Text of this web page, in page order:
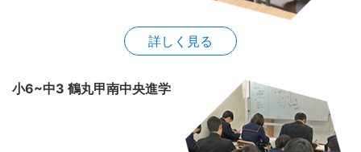
詳しく見る
小6~中3 鶴丸甲南中央進学